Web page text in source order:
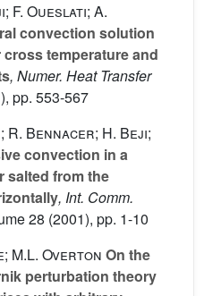
F. Oueslati; A.
convection solution
temperature and
, Numer. Heat Transfer
pp. 553-567
R. Bennacer; H. Beji;
convection in a
salted from the
, Int. Comm.
28 (2001), pp. 1-10
M.L. Overton On the
perturbation theory